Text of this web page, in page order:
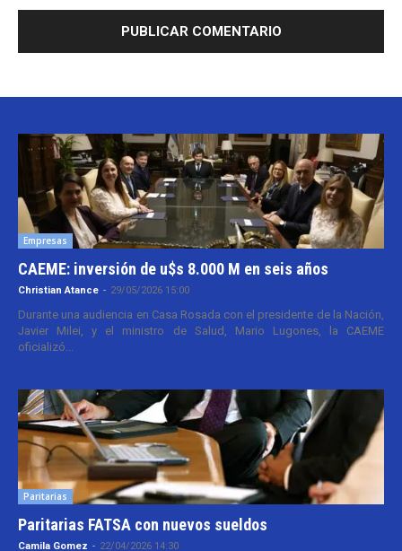
Empresas
CAEME: inversión de u$s 8.000 M en seis años
Christian Atance - 29/05/2026 15:00
Durante una audiencia en Casa Rosada con el presidente de la Nación,
Javier Milei, y el ministro de Salud, Mario Lugones, la CAEME
oficializó...
Paritarias
Paritarias FATSA con nuevos sueldos
Camila Gomez - 22/04/2026 14:30